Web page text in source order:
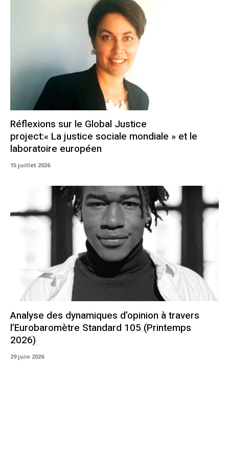
Réflexions sur le Global Justice
project:« La justice sociale mondiale » et le
laboratoire européen
15 juillet 2026
Analyse des dynamiques d’opinion à travers
l’Eurobaromètre Standard 105 (Printemps
2026)
29 juin 2026